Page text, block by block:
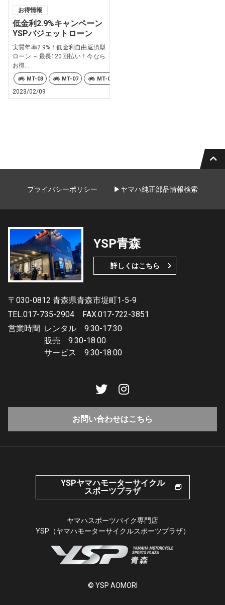
お得情報
低金利2.9%キャンペーン
YSPバジェットローン
実質年率2.9%！低金利自由返済型
ローン ～最長120回払い！今なら
お得...
MT-03 MT-07 MT-09
2023/02/09
プライバシーポリシー ▶ヤマハ純正部品情報検索
YSP青森
詳しくはこちら
〒030-0812 青森県青森市堤町1-5-9
TEL.017-735-2904
FAX.017-722-3851
営業時間 レンタル 9:30-17:30
販売 9:30-18:00
サービス 9:30-18:00
お問い合わせはこちら
YSPヤマハモーターサイクル
スポーツプラザ
ヤマハスポーツバイク専門店
YSP（ヤマハモーターサイクルスポーツプラザ）
© YSP AOMORI